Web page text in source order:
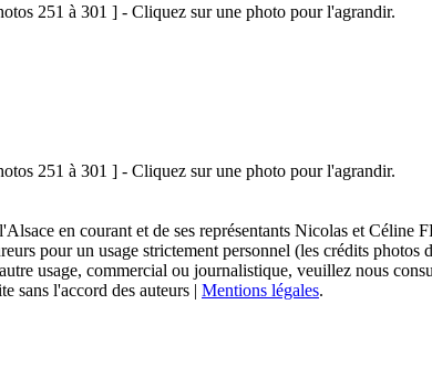
251 à 301 ] - Cliquez sur une photo pour l'agrandir.
251 à 301 ] - Cliquez sur une photo pour l'agrandir.
en courant et de ses représentants Nicolas et
pour un usage strictement personnel (les crédits
usage, commercial ou journalistique, veuillez nous
sans l'accord des auteurs | Mentions légales.